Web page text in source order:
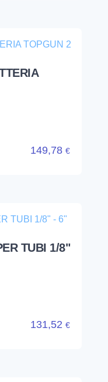
149,78 €
TUBI 1/8"
131,52 €